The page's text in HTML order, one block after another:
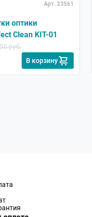
сайте ВОМЗ ,
сайте ВОМЗ
Арт. 23561
оптики
Clean KIT-01
руб.
В корзину